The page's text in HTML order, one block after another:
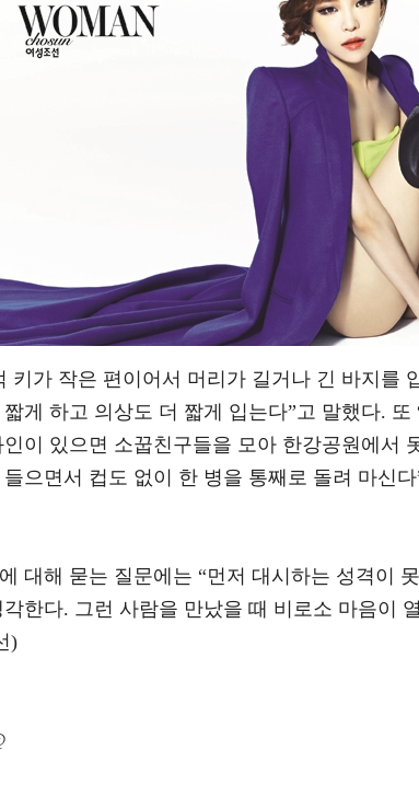
키가 작은 편이어서 머리가 길거나 긴 바지를
게 하고 의상도 더 짧게 입는다”고 말했다.
이 있으면 소꿉친구들을 모아 한강공원에서
으면서 컵도 없이 한 병을 통째로 돌려 마신
대해 묻는 질문에는 “먼저 대시하는 성격이
한다. 그런 사람을 만났을 때 비로소 마음이
)